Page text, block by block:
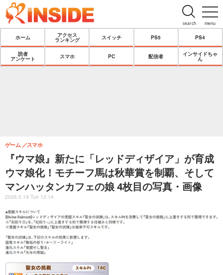
menu
search
ホーム
アクセス
ランキング
スイッチ PS5 PS4
読者
アンケート
スマホ PC 配信者
インサイドちゃ
ん
『ウマ娘』新たに「レッドディザイア」が育成
ウマ娘化！モチーフ馬は秋華賞を制覇、そして
マンハッタンカフェの娘 4枚目の写真・画像
ゲーム スマホ
2026.5.19 Tue 12:14